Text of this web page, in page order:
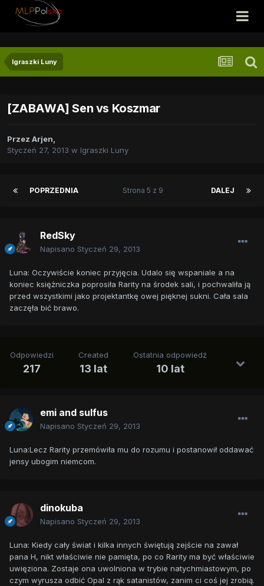
Igraszki Luny
[ZABAWA] Sen vs Koszmar
Przez Arjen,
Styczeń 27, 2013 w Igraszki Luny
POPRZEDNIA DALEJ
Strona 5 z 9
RedSky
Napisano Styczeń 29, 2013
Luna: Oczywiście koniec przyjęcia. Udalo się wspaniale a na
koniec księżniczka poprosiła Rarity na środek sali, i pochwaliła ją
przed wszystkimi jako projektantkę owej pięknej sukni. Cała sala
zaczęła bić brawo.
Odpowiedzi
217
Created
13 lat
Ostatnia odpowiedź
10 lat
emi and sulfus
Napisano Styczeń 29, 2013
Luna:Lecz Rarity przemówiła mu do rozumu i postanowił oddawać
jensy ubogim niemcom.
dinokuba
Napisano Styczeń 29, 2013
Luna: Kiedy cały świat i kilka innych świętują zejście na zawał
pana H, nikt właściwie nie pamięta, po co Rarity ma być właściwie
uwięziona. Zostaje ona uwolniona w trybie natychmiastowym, po
czym wyrusza odbić Opal z rąk satanistów, zanim ci coś jej zrobią.